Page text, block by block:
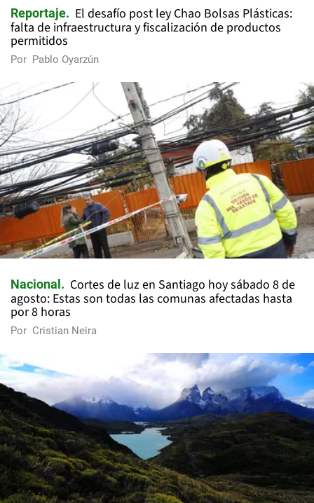
Reportaje
El desafío post ley Chao Bolsas Plásticas:
falta de infraestructura y fiscalización de productos
permitidos
Por Pablo Oyarzún
Nacional
Cortes de luz en Santiago hoy sábado 8 de
agosto: Estas son todas las comunas afectadas hasta
por 8 horas
Por Cristian Neira